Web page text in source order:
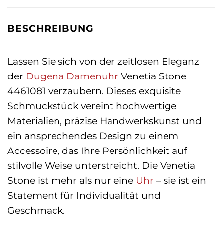
BESCHREIBUNG
Lassen Sie sich von der zeitlosen Eleganz
der Dugena Damenuhr Venetia Stone
4461081 verzaubern. Dieses exquisite
Schmuckstück vereint hochwertige
Materialien, präzise Handwerkskunst und
ein ansprechendes Design zu einem
Accessoire, das Ihre Persönlichkeit auf
stilvolle Weise unterstreicht. Die Venetia
Stone ist mehr als nur eine Uhr – sie ist ein
Statement für Individualität und
Geschmack.